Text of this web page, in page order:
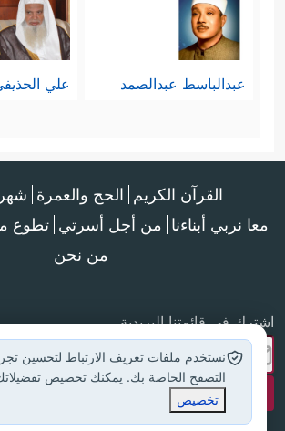
عبدالباسط عبدالصمد علي
القرآن الكريم الحج والعمرة
معا نربي أبناءنا من أجل أسرتي تطوع
من نحن
اشترك في قائمتنا البريدية
نستخدم ملفات تعريف الارتباط لتحسين
التصفح الخاصة بك. يمكنك تخصيص
تخصيص